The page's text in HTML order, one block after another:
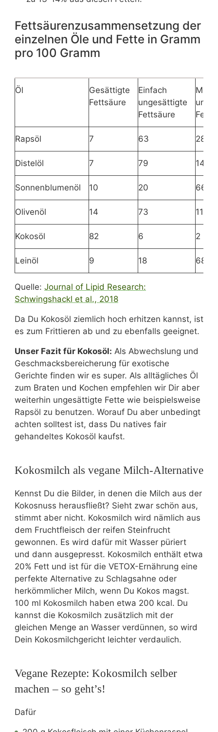
Fettsäurenzusammensetzung der
einzelnen Öle und Fette in Gramm
pro 100 Gramm
Öl
Gesättigte
Fettsäure
Einfach
ungesättigte
Fettsäure
Rapsöl 7 63 28
Distelöl 7 79 14
Sonnenblumenöl 10 20 66
Olivenöl 14 73 11
Kokosöl 82 6 2
Leinöl 9 18 68
Quelle: Journal of Lipid Research:
Schwingshackl et al., 2018
Da Du Kokosöl ziemlich hoch erhitzen kannst, ist
es zum Frittieren ab und zu ebenfalls geeignet.
Unser Fazit für Kokosöl: Als Abwechslung und
Geschmacksbereicherung für exotische
Gerichte finden wir es super. Als alltägliches Öl
zum Braten und Kochen empfehlen wir Dir aber
weiterhin ungesättigte Fette wie beispielsweise
Rapsöl zu benutzen. Worauf Du aber unbedingt
achten solltest ist, dass Du natives fair
gehandeltes Kokosöl kaufst.
Kokosmilch als vegane Milch-Alternative
Kennst Du die Bilder, in denen die Milch aus der
Kokosnuss herausfließt? Sieht zwar schön aus,
stimmt aber nicht. Kokosmilch wird nämlich aus
dem Fruchtfleisch der reifen Steinfrucht
gewonnen. Es wird dafür mit Wasser püriert
und dann ausgepresst. Kokosmilch enthält etwa
20% Fett und ist für die VETOX-Ernährung eine
perfekte Alternative zu Schlagsahne oder
herkömmlicher Milch, wenn Du Kokos magst.
100 ml Kokosmilch haben etwa 200 kcal. Du
kannst die Kokosmilch zusätzlich mit der
gleichen Menge an Wasser verdünnen, so wird
Dein Kokosmilchgericht leichter verdaulich.
Vegane Rezepte: Kokosmilch selber
machen – so geht’s!
Dafür